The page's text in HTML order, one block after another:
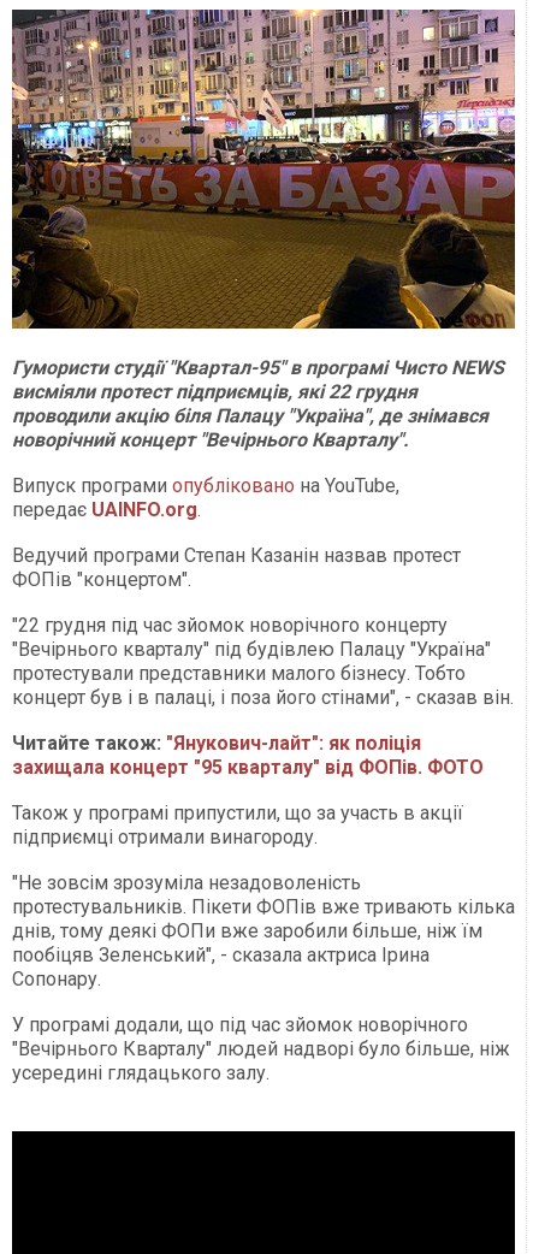
Гумористи студії "Квартал-95" в програмі Чисто NEWS
висміяли протест підприємців, які 22 грудня
проводили акцію біля Палацу "Україна", де знімався
новорічний концерт "Вечірнього Кварталу".
Випуск програми опубліковано на YouTube,
передає UAINFO.org.
Ведучий програми Степан Казанін назвав протест
ФОПів "концертом".
"22 грудня під час зйомок новорічного концерту
"Вечірнього кварталу" під будівлею Палацу "Україна"
протестували представники малого бізнесу. Тобто
концерт був і в палаці, і поза його стінами", - сказав він.
Читайте також: "Янукович-лайт": як поліція
захищала концерт "95 кварталу" від ФОПів. ФОТО
Також у програмі припустили, що за участь в акції
підприємці отримали винагороду.
"Не зовсім зрозуміла незадоволеність
протестувальників. Пікети ФОПів вже тривають кілька
днів, тому деякі ФОПи вже заробили більше, ніж їм
пообіцяв Зеленський", - сказала актриса Ірина
Сопонару.
У програмі додали, що під час зйомок новорічного
"Вечірнього Кварталу" людей надворі було більше, ніж
усередині глядацького залу.